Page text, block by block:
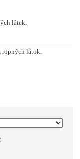
látek.
ropných látok.